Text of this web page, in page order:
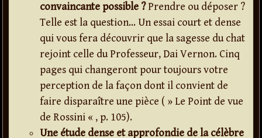
convaincante possible ?Prendre ou déposer ?
Telle est la question… Un essai court et dense
qui vous fera découvrir que la sagesse du chat
rejoint celle du Professeur, Dai Vernon. Cinq
pages qui changeront pour toujours votre
perception de la façon dont il convient de
faire disparaître une pièce ( » Le Point de vue
de Rossini « , p. 105).
Une étude dense et approfondie de la célèbre